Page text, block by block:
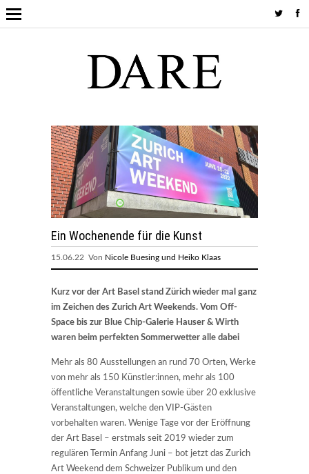
Ein Wochenende für die Kunst
15.06.22 Von Nicole Buesing und Heiko Klaas
Kurz vor der Art Basel stand Zürich wieder mal ganz
im Zeichen des Zurich Art Weekends. Vom Off-
Space bis zur Blue Chip-Galerie Hauser & Wirth
waren beim perfekten Sommerwetter alle dabei
Mehr als 80 Ausstellungen an rund 70 Orten, Werke
von mehr als 150 Künstler:innen, mehr als 100
öffentliche Veranstaltungen sowie über 20 exklusive
Veranstaltungen, welche den VIP-Gästen
vorbehalten waren. Wenige Tage vor der Eröffnung
der Art Basel – erstmals seit 2019 wieder zum
regulären Termin Anfang Juni – bot jetzt das Zurich
Art Weekend dem Schweizer Publikum und den